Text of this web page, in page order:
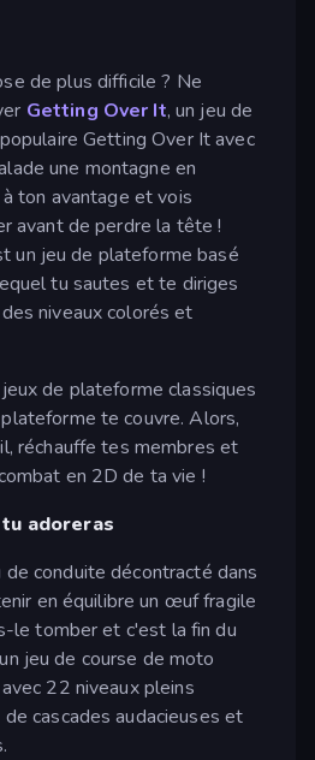
de plus difficile ? Ne
Getting Over It, un jeu de
Getting Over It avec
une montagne en
ton avantage et vois
avant de perdre la tête !
un jeu de plateforme basé
tu sautes et te diriges
niveaux colorés et
de plateforme classiques
te couvre. Alors,
réchauffe tes membres et
en 2D de ta vie !
adoreras
conduite décontracté dans
en équilibre un œuf fragile
le tomber et c'est la fin du
jeu de course de moto
22 niveaux pleins
cascades audacieuses et